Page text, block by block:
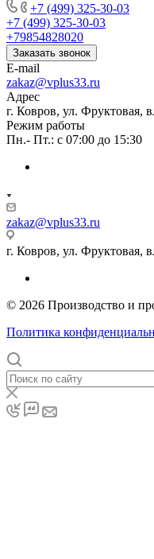
+7 (499) 325-30-03
+7 (499) 325-30-03
+79854828020
Заказать звонок
E-mail
zakaz@vplus33.ru
Адрес
г. Ковров, ул. Фруктовая,
Режим работы
Пн.- Пт.: с 07:00 до 15:30
zakaz@vplus33.ru
г. Ковров, ул. Фруктовая,
© 2026 Производство и
Политика